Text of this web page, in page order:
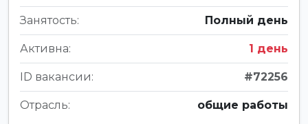
Занятость: Полный день
Активна: 1 день
ID вакансии: #72256
Отрасль: общие работы